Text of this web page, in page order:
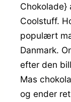
Coolstuff.
populært
Danmark.
efter den
Mas
og ender